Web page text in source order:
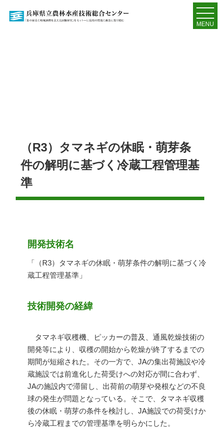
MENU
（R3）タマネギの休眠・萌芽条
件の解明に基づく冷蔵工程管理基
準
開発技術名
「（R3）タマネギの休眠・萌芽条件の解明に基づく冷
蔵工程管理基準」
技術開発の経緯
タマネギ収穫機、ピッカーの普及、通風乾燥技術の
開発等により、収穫の開始から乾燥が終了するまでの
期間が短縮された。その一方で、 JAの集出荷施設や冷
蔵施設では前進化した荷受けへの対応が間に合わず、
JAの施設内で滞留し、出荷前の萌芽や発根などの不良
球の発生が問題となっている。そこで、タマネギ収穫
後の休眠・萌芽の条件を検討し、 JA施設での荷受けか
ら冷蔵工程までの管理基準を明らかにした。